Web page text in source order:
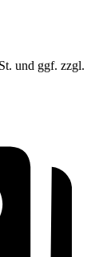
und ggf. zzgl.